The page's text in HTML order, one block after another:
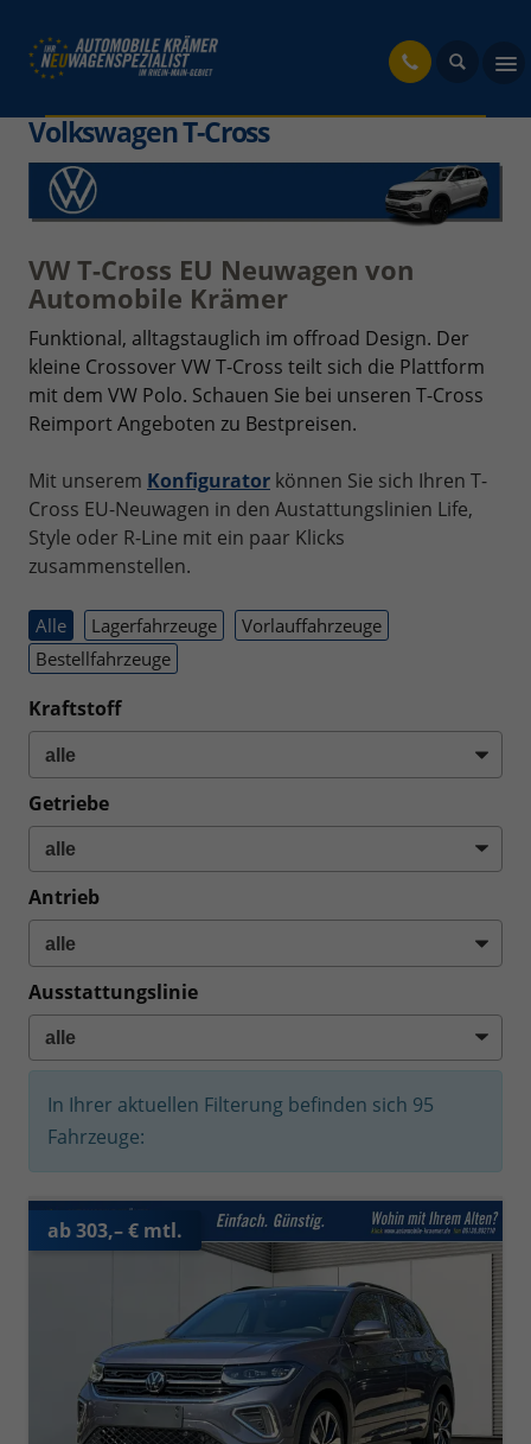
Volkswagen T-Cross
VW T-Cross EU Neuwagen von
Automobile Krämer
Funktional, alltagstauglich im offroad Design. Der
kleine Crossover VW T-Cross teilt sich die Plattform
mit dem VW Polo. Schauen Sie bei unseren T-Cross
Reimport Angeboten zu Bestpreisen.
Mit unserem Konfigurator können Sie sich Ihren T-
Cross EU-Neuwagen in den Austattungslinien Life,
Style oder R-Line mit ein paar Klicks
zusammenstellen.
Alle Lagerfahrzeuge
Vorlauffahrzeuge
Bestellfahrzeuge
Kraftstoff
Getriebe
Antrieb
Ausstattungslinie
In Ihrer aktuellen Filterung befinden sich 95
Fahrzeuge:
ab 303,– € mtl.